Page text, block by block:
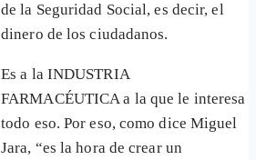
de la Seguridad Social, es decir, el
dinero de los ciudadanos.
Es a la INDUSTRIA
FARMACÉUTICA a la que le interesa
todo eso. Por eso, como dice Miguel
Jara, “es la hora de crear un